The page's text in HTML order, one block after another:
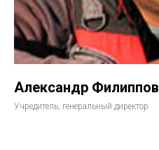
Александр Филиппов
Учредитель, генеральный директор